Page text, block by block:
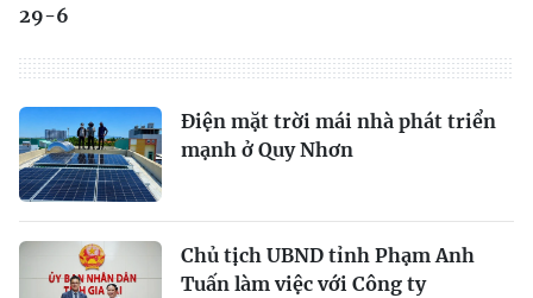
29-6
Điện mặt trời mái nhà phát triển
mạnh ở Quy Nhơn
Chủ tịch UBND tỉnh Phạm Anh
Tuấn làm việc với Công ty